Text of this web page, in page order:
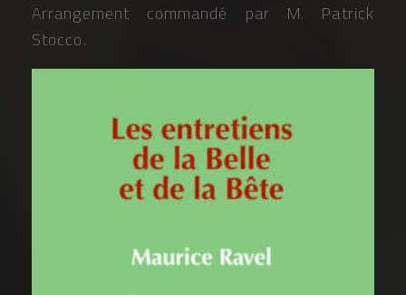
Arrangement commandé par M. Patrick
Stocco.